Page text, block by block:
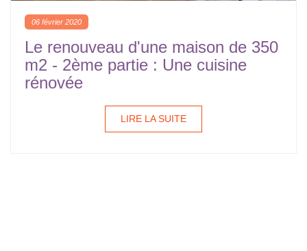
06 février 2020
Le renouveau d'une maison de 350
m2 - 2ème partie : Une cuisine
rénovée
LIRE LA SUITE